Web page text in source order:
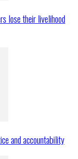
lose their livelihood
and accountability